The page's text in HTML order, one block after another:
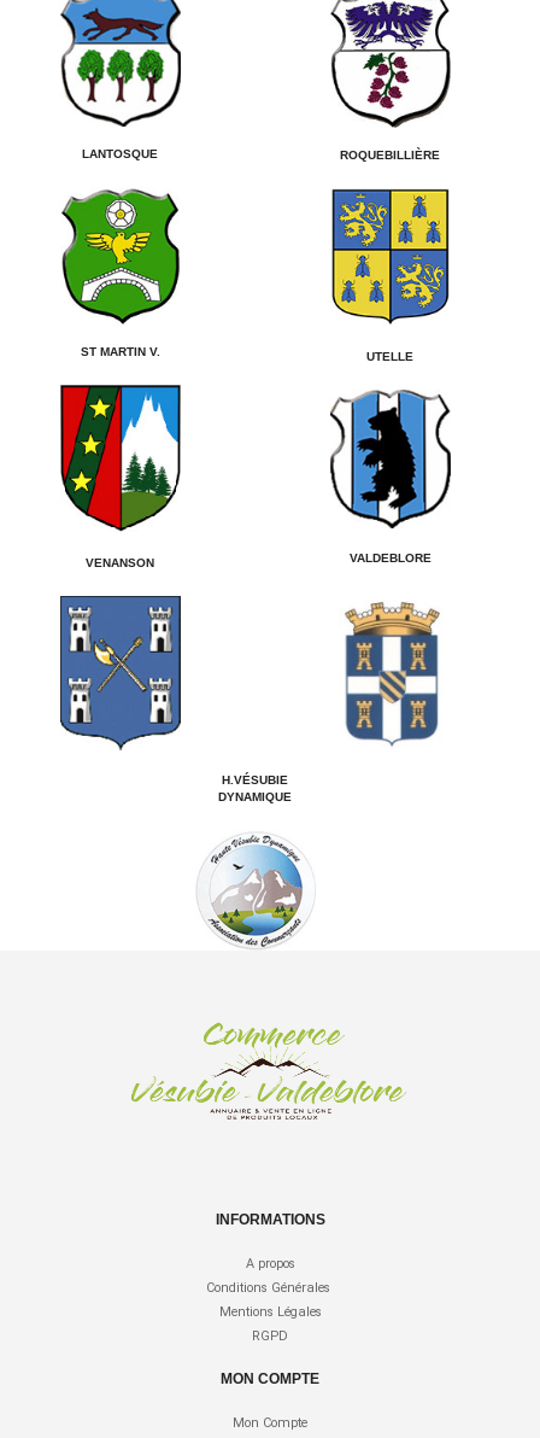
LANTOSQUE ROQUEBILLIÈRE
ST MARTIN V. UTELLE
VENANSON VALDEBLORE
H.VÉSUBIE
DYNAMIQUE
INFORMATIONS
A propos
Conditions Générales
Mentions Légales
RGPD
MON COMPTE
Mon Compte